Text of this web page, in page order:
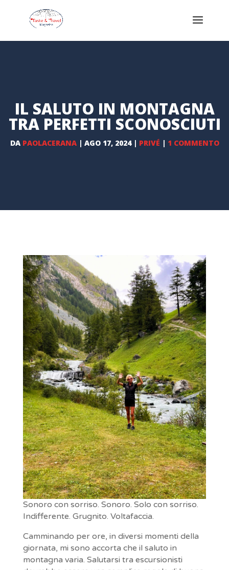
IL SALUTO IN MONTAGNA
TRA PERFETTI SCONOSCIUTI
DA PAOLACERANA| AGO 17, 2024| PRIVÉ | 1 COMMENTO
Sonoro con sorriso. Sonoro. Solo con sorriso.
Indifferente. Grugnito. Voltafaccia.
Camminando per ore, in diversi momenti della
giornata, mi sono accorta che il saluto in
montagna varia. Salutarsi tra escursionisti